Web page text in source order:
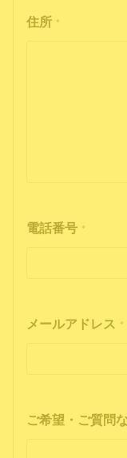
住所 *
電話番号 *
メールアドレス *
ご希望・ご質問